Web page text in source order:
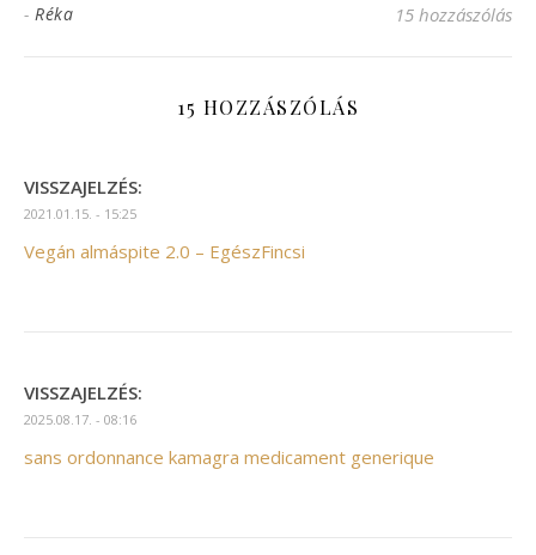
- Réka 15 hozzászólás
15 HOZZÁSZÓLÁS
VISSZAJELZÉS:
2021.01.15. - 15:25
Vegán almáspite 2.0 – EgészFincsi
VISSZAJELZÉS:
2025.08.17. - 08:16
sans ordonnance kamagra medicament generique